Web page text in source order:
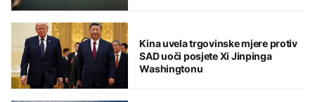
Kina uvela trgovinske mjere protiv
SAD uoči posjete Xi Jinpinga
Washingtonu